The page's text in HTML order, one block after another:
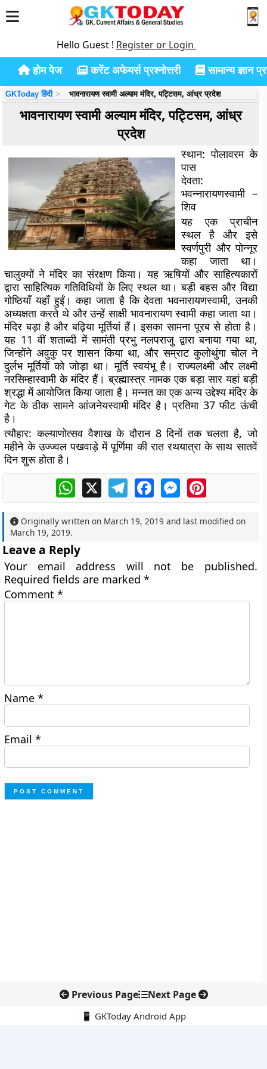
Hello Guest ! Register or Login
होम पेज करेंट अफेयर्स प्रश्नोत्तरी सामान्य ज्ञान
GKToday हिंदी भावनारायण स्वामी अल्याम मंदिर, पट्टिसम, आंध्र प्रदेश
भावनारायण स्वामी अल्याम मंदिर, पट्टिसम, आंध्र
प्रदेश
स्थान:पोलावरम के
पास
देवता:
भवन्नारायणस्वामी –
शिव
यह एक प्राचीन
स्थल है और इसे
स्वर्णपुरी और पोन्नूर
कहा जाता था।
चालुक्यों ने मंदिर का संरक्षण किया। यह ऋषियों और साहित्यकारों
द्वारा साहित्यिक गतिविधियों के लिए स्थल था। बड़ी बहस और विद्या
गोष्ठियाँ यहाँ हुईं। कहा जाता है कि देवता भवनारायणस्वामी, उनकी
अध्यक्षता करते थे और उन्हें साक्षी भावनारायण स्वामी कहा जाता था।
मंदिर बड़ा है और बढ़िया मूर्तियां हैं। इसका सामना पूरब से होता है।
यह 11 वीं शताब्दी में सामंती प्रभु नलपराजु द्वारा बनाया गया था,
जिन्होंने अवुकु पर शासन किया था, और सम्राट कुलोथुंगा चोल ने
दुर्लभ मूर्तियों को जोड़ा था। मूर्ति स्वयंभू है। राज्यलक्ष्मी और लक्ष्मी
नरसिम्हास्वामी के मंदिर हैं। ब्रह्मास्त्र नामक एक बड़ा सार यहां बड़ी
श्रद्धा में आयोजित किया जाता है। मन्नत का एक अन्य उद्देश्य मंदिर के
गेट के ठीक सामने आंजनेयस्वामी मंदिर है। प्रतिमा 37 फीट ऊंची
है।
त्यौहार:कल्याणोत्सव वैशाख के दौरान 8 दिनों तक चलता है, जो
महीने के उज्ज्वल पखवाड़े में पूर्णिमा की रात रथयात्रा के साथ सातवें
दिन शुरू होता है।
WhatsApp
X TelegramFacebookMessengerPinterest
Originally written on March 19, 2019 and last modified on
March 19, 2019.
Leave a Reply
Your email address will not be published.
Required fields are marked*
Comment*
Name*
Email*
Previous Page Next Page
📱 GKToday Android App